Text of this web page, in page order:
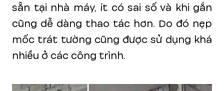
sẵn tại nhà máy, ít có sai số và khi gắn
cũng dễ dàng thao tác hơn. Do đó nẹp
mốc trát tường cũng được sử dụng khá
nhiều ở các công trình.